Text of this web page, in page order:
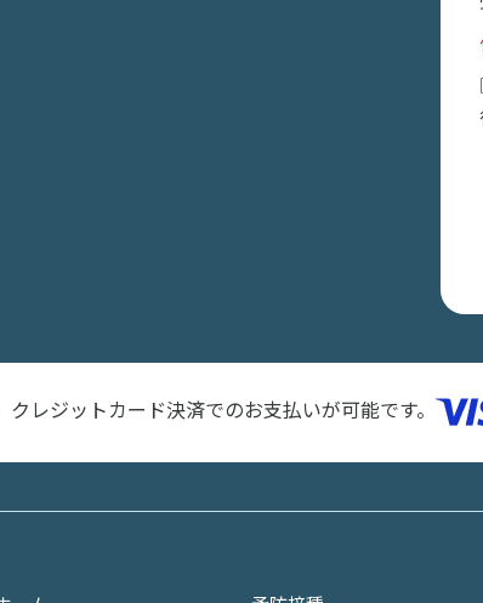
クレジットカード決済でのお支払いが可能です。